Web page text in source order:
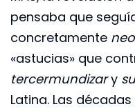
pensaba que
concretamente
«astucias» que
tercermundizary
Latina. Las